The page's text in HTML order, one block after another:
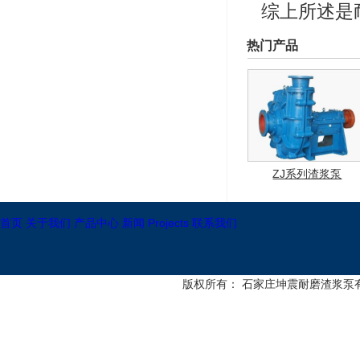
综上所述是
热门产品
ZJ系列渣浆泵
首页 关于我们 产品中心 新闻 Projects 联系我们
版权所有： 石家庄坤震耐磨渣浆